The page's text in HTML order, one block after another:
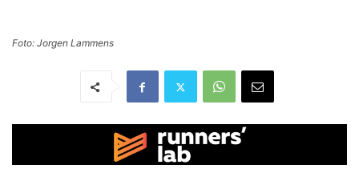
Foto: Jorgen Lammens